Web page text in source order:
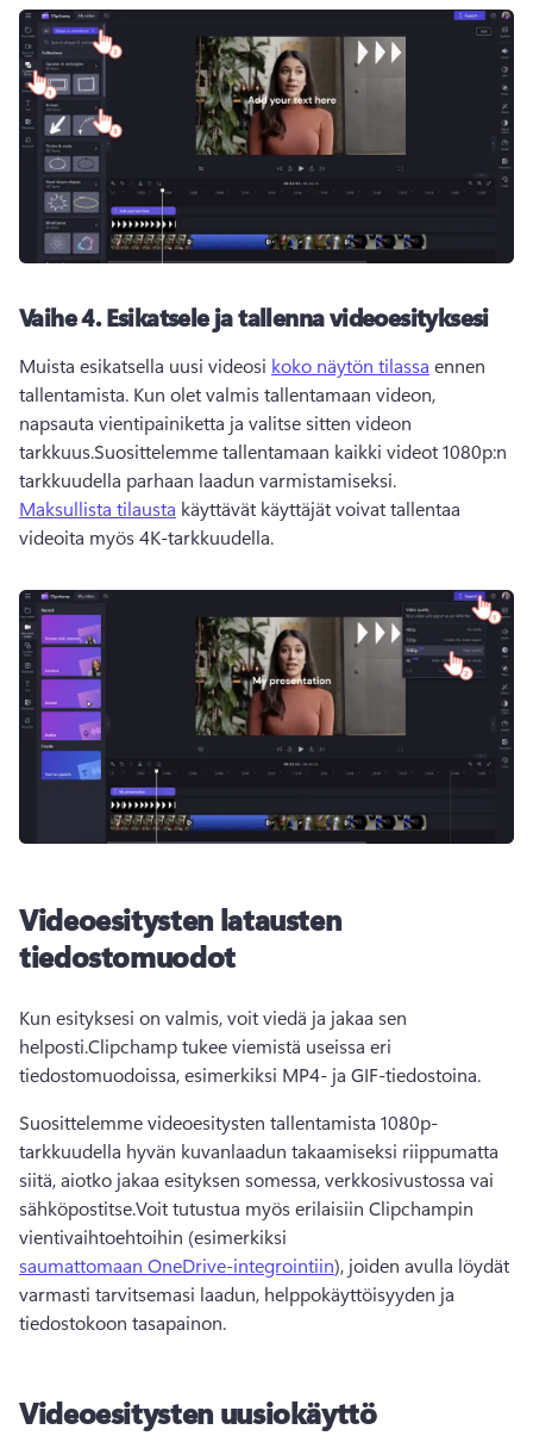
Vaihe 4.Esikatsele ja tallenna videoesityksesi
Muista esikatsella uusi videosi koko näytön tilassa ennen
tallentamista. Kun olet valmis tallentamaan videon,
napsauta vientipainiketta ja valitse sitten videon
tarkkuus.Suosittelemme tallentamaan kaikki videot 1080p:n
tarkkuudella parhaan laadun varmistamiseksi.
Maksullista tilausta käyttävät käyttäjät voivat tallentaa
videoita myös 4K-tarkkuudella.
Videoesitysten latausten
tiedostomuodot
Kun esityksesi on valmis, voit viedä ja jakaa sen
helposti.Clipchamp tukee viemistä useissa eri
tiedostomuodoissa, esimerkiksi MP4- ja GIF-tiedostoina.
Suosittelemme videoesitysten tallentamista 1080p-
tarkkuudella hyvän kuvanlaadun takaamiseksi riippumatta
siitä, aiotko jakaa esityksen somessa, verkkosivustossa vai
sähköpostitse.Voit tutustua myös erilaisiin Clipchampin
vientivaihtoehtoihin (esimerkiksi
saumattomaan OneDrive-integrointiin), joiden avulla löydät
varmasti tarvitsemasi laadun, helppokäyttöisyyden ja
tiedostokoon tasapainon.
Videoesitysten uusiokäyttö